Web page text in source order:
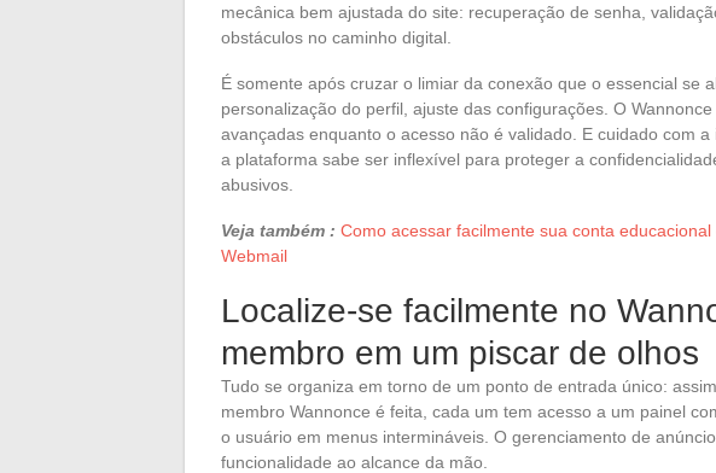
mecânica bem ajustada do site: recuperação de senha,
obstáculos no caminho digital.
É somente após cruzar o limiar da conexão que o essencial se
personalização do perfil, ajuste das configurações. O
avançadas enquanto o acesso não é validado. E cuidado com
a plataforma sabe ser inflexível para proteger a
abusivos.
Veja também : Como acessar facilmente sua conta
Webmail
Localize-se facilmente no
membro em um piscar de olhos
Tudo se organiza em torno de um ponto de entrada único:
membro Wannonce é feita, cada um tem acesso a um painel
o usuário em menus intermináveis. O gerenciamento de
funcionalidade ao alcance da mão.